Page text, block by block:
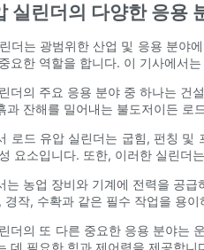
실린더의 다양한 응용
더는 광범위한 산업 및 응용 분야
요한 역할을 합니다. 이 기사에서
더의 주요 응용 분야 중 하나는 건
과 잔해를 밀어내는 불도저이든 로
로드 유압 실린더는 굽힘, 펀칭 및
요소입니다. 또한, 이러한 실린더
는 농업 장비와 기계에 전력을 공
경작, 수확과 같은 필수 작업을 용
더의 또 다른 중요한 응용 분야는